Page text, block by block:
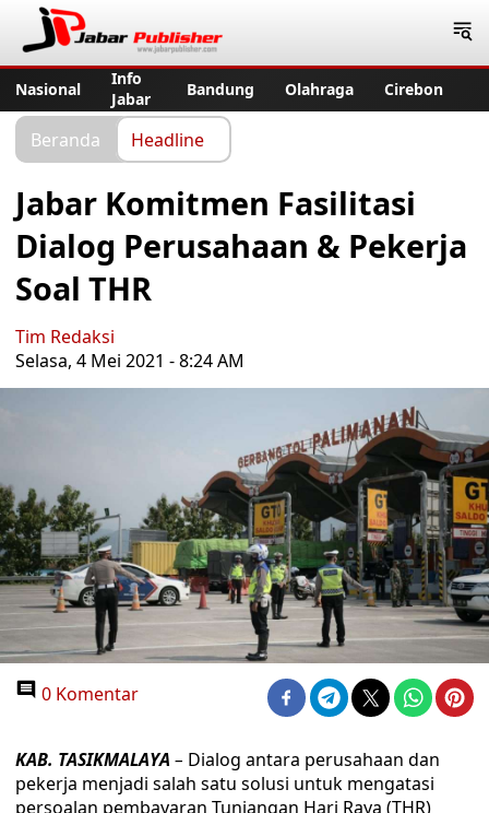
Nasional
Info
Jabar
Bandung Olahraga Cirebon
Beranda Headline
Jabar Komitmen Fasilitasi
Dialog Perusahaan & Pekerja
Soal THR
Tim Redaksi
Selasa, 4 Mei 2021 - 8:24 AM
0 Komentar
KAB. TASIKMALAYA – Dialog antara perusahaan dan
pekerja menjadi salah satu solusi untuk mengatasi
persoalan pembayaran Tunjangan Hari Raya (THR)